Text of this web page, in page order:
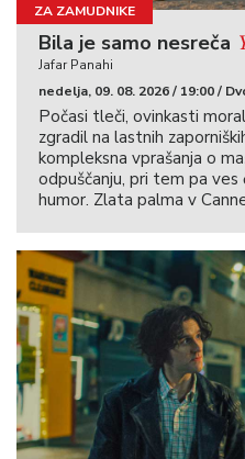
ZA ZAMUDNIKE
Bila je samo nesreča
Jafar Panahi
nedelja, 09. 08. 2026 / 19:00 /
Počasi tleči, ovinkasti
zgradil na lastnih
kompleksna vprašanja o
odpuščanju, pri tem pa ves
humor. Zlata palma v